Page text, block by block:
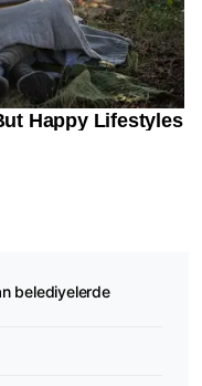
belediyelerde